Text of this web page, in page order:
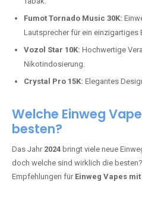
Tabak.
Fumot Tornado Music 30K:
Lautsprecher für ein einzigartiges
Vozol Star 10K: Hochwertige
Nikotindosierung.
Crystal Pro 15K: Elegantes
Welche Einweg
besten?
Das Jahr 2024 bringt viele neue
doch welche sind wirklich die
Empfehlungen für Einweg Vapes mit